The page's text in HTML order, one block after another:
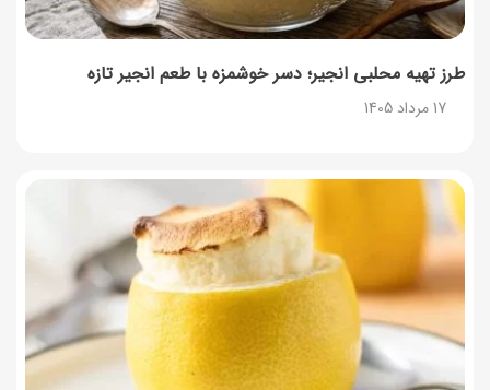
طرز تهیه محلبی انجیر؛ دسر خوشمزه با طعم انجیر تازه
17 مرداد 1405